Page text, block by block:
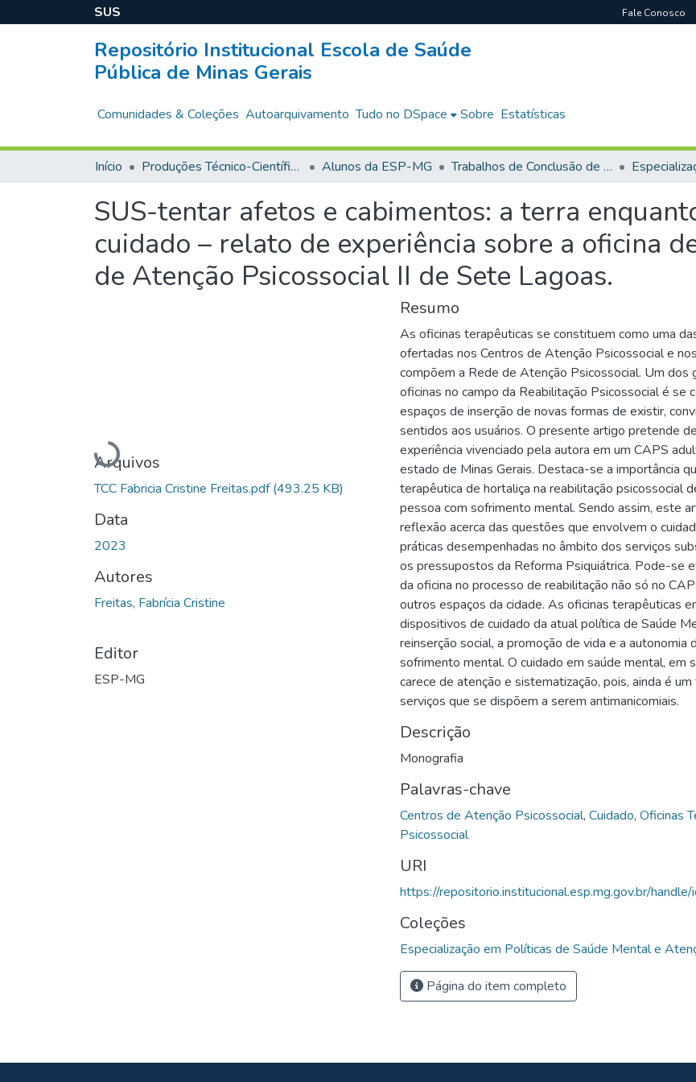
SUS Fale Conosco
Repositório Institucional Escola de Saúde
Pública de Minas Gerais
Comunidades & Coleções Autoarquivamento Tudo no DSpace Sobre Estatísticas
Início Produções Técnico-Científicas Alunos da ESP-MG Trabalhos de Conclusão de Curso
SUS-tentar afetos e cabimentos: a terra
cuidado – relato de experiência sobre a oficina
de Atenção Psicossocial II de Sete Lagoas.
Carregando...
Arquivos
TCC Fabricia Cristine Freitas.pdf(493.25 KB)
Data
2023
Autores
Freitas, Fabrícia Cristine
Editor
ESP-MG
Resumo
As oficinas terapêuticas se constituem como uma
ofertadas nos Centros de Atenção Psicossocial e
compõem a Rede de Atenção Psicossocial. Um dos
oficinas no campo da Reabilitação Psicossocial é se
espaços de inserção de novas formas de existir,
sentidos aos usuários. O presente artigo pretende
experiência vivenciado pela autora em um CAPS
estado de Minas Gerais. Destaca-se a importância
terapêutica de hortaliça na reabilitação psicossocial
pessoa com sofrimento mental. Sendo assim, este
reflexão acerca das questões que envolvem o
práticas desempenhadas no âmbito dos serviços
os pressupostos da Reforma Psiquiátrica. Pode-se
da oficina no processo de reabilitação não só no
outros espaços da cidade. As oficinas terapêuticas
dispositivos de cuidado da atual política de Saúde
reinserção social, a promoção de vida e a autonomia
sofrimento mental. O cuidado em saúde mental, em
carece de atenção e sistematização, pois, ainda é
serviços que se dispõem a serem antimanicomiais.
Descrição
Monografia
Palavras-chave
Centros de Atenção Psicossocial, Cuidado, Oficinas
Psicossocial
URI
https://repositorio.institucional.esp.mg.gov.br/
Coleções
Especialização em Políticas de Saúde Mental e
Página do item completo